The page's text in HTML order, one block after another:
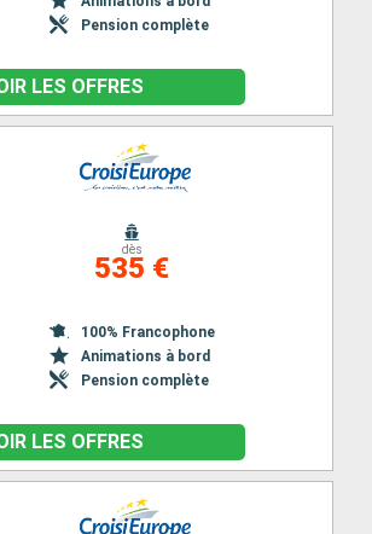
Pension complète
LES OFFRES
dès
535 €
100% Francophone
Animations à bord
Pension complète
LES OFFRES